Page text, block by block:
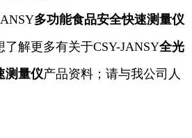
多功能食品安全快速测量仪
解更多有关于CSY-JANSY全光
测量仪产品资料；请与我公司人